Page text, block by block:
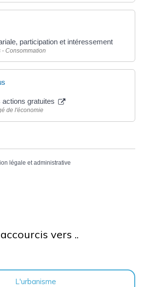
participation et intéressement
- Consommation
actions gratuites
de l'économie
légale et administrative
vers ..
L'urbanisme